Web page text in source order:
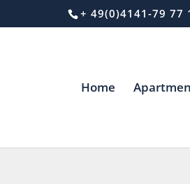
+ 49(0)4141-79 77
Home